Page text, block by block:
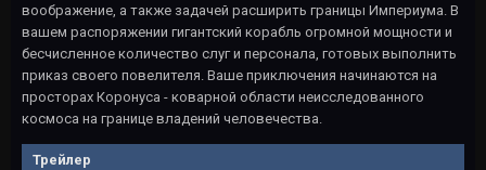
воображение, а также задачей расширить границы Империума. В
вашем распоряжении гигантский корабль огромной мощности и
бесчисленное количество слуг и персонала, готовых выполнить
приказ своего повелителя. Ваше приключения начинаются на
просторах Коронуса - коварной области неисследованного
космоса на границе владений человечества.
Трейлер